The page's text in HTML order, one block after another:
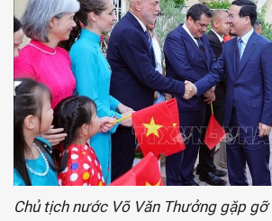
Chủ tịch nước Võ Văn Thưởng gặp gỡ